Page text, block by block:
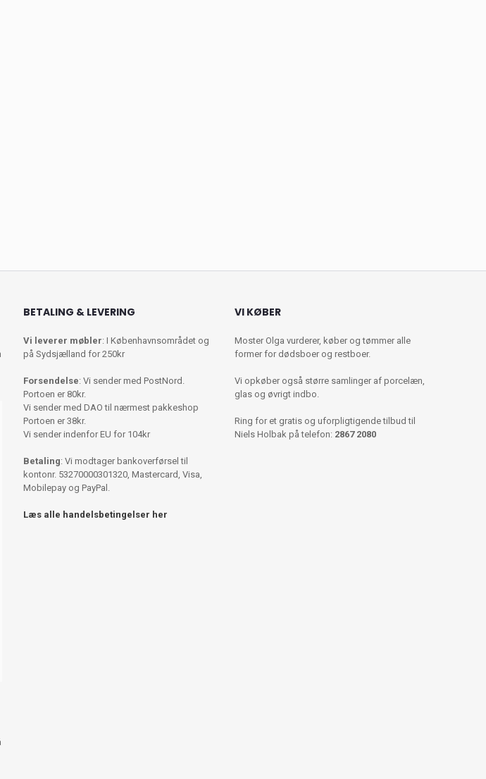
BETALING & LEVERING
Vi leverer møbler: I Københavnsområdet og
på Sydsjælland for 250kr
Forsendelse: Vi sender med PostNord.
Portoen er 80kr.
Vi sender med DAO til nærmest pakkeshop
Portoen er 38kr.
Vi sender indenfor EU for 104kr
Betaling: Vi modtager bankoverførsel til
kontonr. 53270000301320, Mastercard, Visa,
Mobilepay og PayPal.
Læs alle handelsbetingelser her
VI KØBER
Moster Olga vurderer, køber og tømmer alle
former for dødsboer og restboer.
Vi opkøber også større samlinger af porcelæn,
glas og øvrigt indbo.
Ring for et gratis og uforpligtigende tilbud til
Niels Holbak på telefon: 2867 2080